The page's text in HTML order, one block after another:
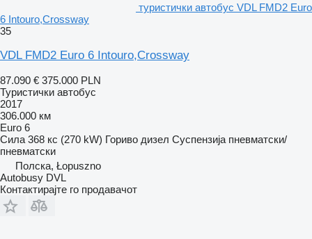
туристички автобус VDL FMD2 Euro
6 Intouro,Crossway
35
VDL FMD2 Euro 6 Intouro,Crossway
87.090 € 375.000 PLN
Туристички автобус
2017
306.000 км
Euro 6
Сила 368 кс (270 kW) Гориво дизел Суспензија пневматски/
пневматски
Полска, Łopuszno
Autobusy DVL
Контактирајте го продавачот